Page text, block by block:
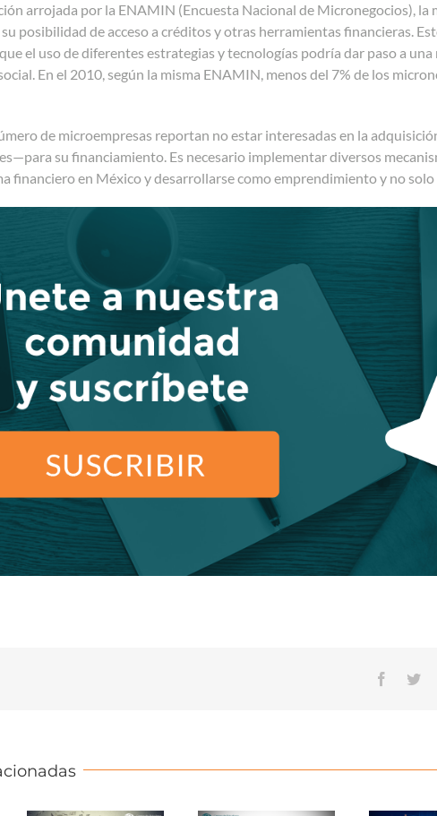
arrojada por la ENAMIN (Encuesta Nacional de Micronegocios), la
posibilidad de acceso a créditos y otras herramientas financieras.
el uso de diferentes estrategias y tecnologías podría dar paso a
l. En el 2010, según la misma ENAMIN, menos del 7% de los
de microempresas reportan no estar interesadas en la
su financiamiento. Es necesario implementar diversos
financiero en México y desarrollarse como emprendimiento y no